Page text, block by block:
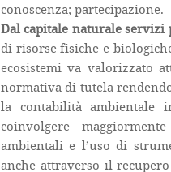
conoscenza; partecipazione.
Dal capitale naturale servizi
di risorse fisiche e
ecosistemi va valorizzato
normativa di tutela
la contabilità ambientale
coinvolgere
ambientali e l’uso di
anche attraverso il